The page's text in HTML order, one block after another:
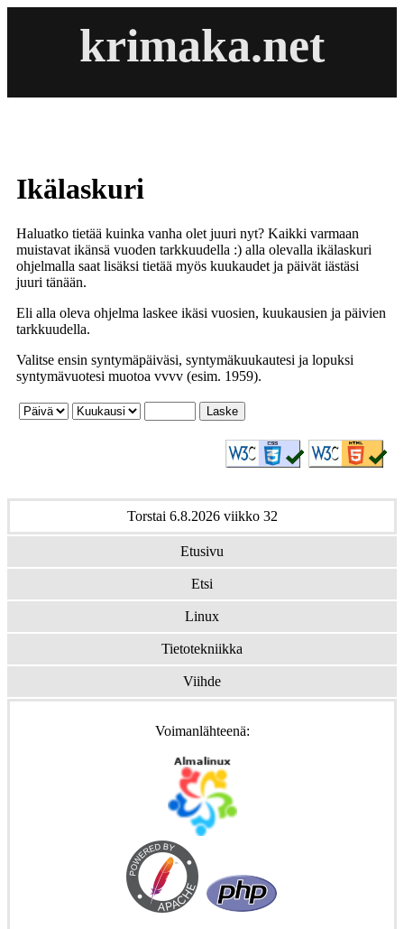
krimaka.net
Ikälaskuri
Haluatko tietää kuinka vanha olet juuri nyt? Kaikki varmaan
muistavat ikänsä vuoden tarkkuudella :) alla olevalla ikälaskuri
ohjelmalla saat lisäksi tietää myös kuukaudet ja päivät iästäsi
juuri tänään.
Eli alla oleva ohjelma laskee ikäsi vuosien, kuukausien ja päivien
tarkkuudella.
Valitse ensin syntymäpäiväsi, syntymäkuukautesi ja lopuksi
syntymävuotesi muotoa vvvv (esim. 1959).
Torstai 6.8.2026 viikko 32
Etusivu
Etsi
Linux
Tietotekniikka
Viihde
Voimanlähteenä: